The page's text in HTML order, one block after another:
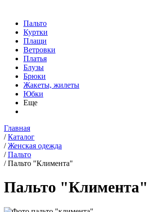
Пальто
Куртки
Плащи
Ветровки
Платья
Блузы
Брюки
Жакеты, жилеты
Юбки
Еще
Главная
/ Каталог
/ Женская одежда
/ Пальто
/ Пальто "Климента"
Пальто "Климента"